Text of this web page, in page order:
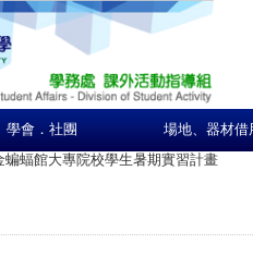
學會．社團 場地、器材借
蝙蝠館大專院校學生暑期實習計畫